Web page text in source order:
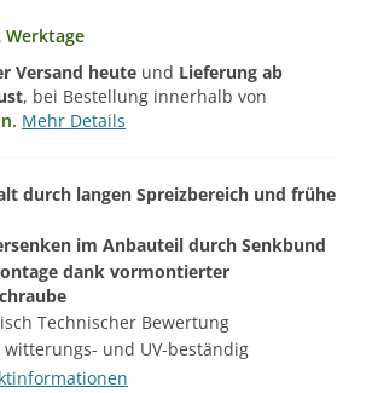
Werktage
Versand heute und Lieferung ab
, bei Bestellung innerhalb von
Mehr Details
durch langen Spreizbereich und frühe
im Anbauteil durch Senkbund
dank vormontierter
Technischer Bewertung
und UV-beständig